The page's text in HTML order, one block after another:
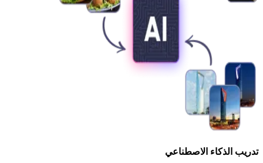
تدريب الذكاء الاصطناعي